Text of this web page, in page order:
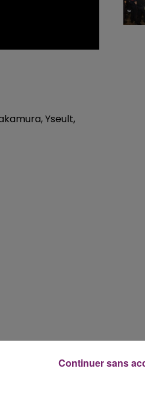
Yseult,
Continuer sans